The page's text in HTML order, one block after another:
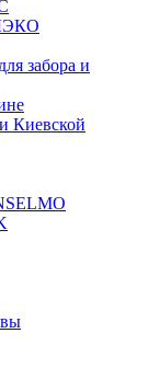
забора и
Киевской